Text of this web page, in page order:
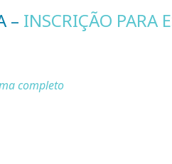
– INSCRIÇÃO PARA
completo